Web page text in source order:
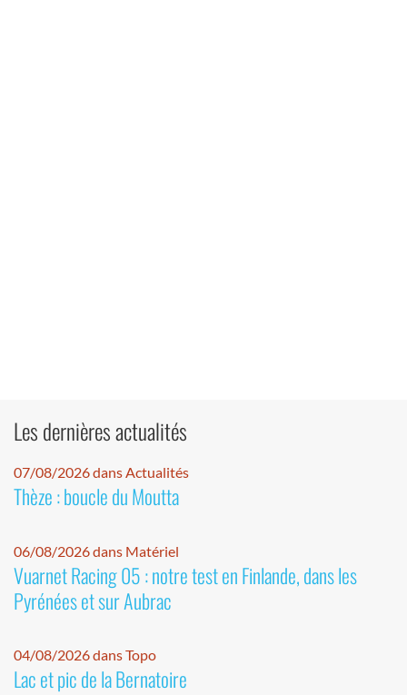
Les dernières actualités
07/08/2026 dans Actualités
Thèze : boucle du Moutta
06/08/2026 dans Matériel
Vuarnet Racing 05 : notre test en Finlande, dans les
Pyrénées et sur Aubrac
04/08/2026 dans Topo
Lac et pic de la Bernatoire